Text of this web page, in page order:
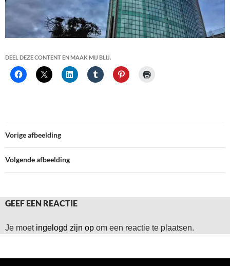
DEEL DEZE CONTENT EN MAAK MIJ BLIJ.
Vorige afbeelding
Volgende afbeelding
GEEF EEN REACTIE
Je moet ingelogd zijn op om een reactie te plaatsen.